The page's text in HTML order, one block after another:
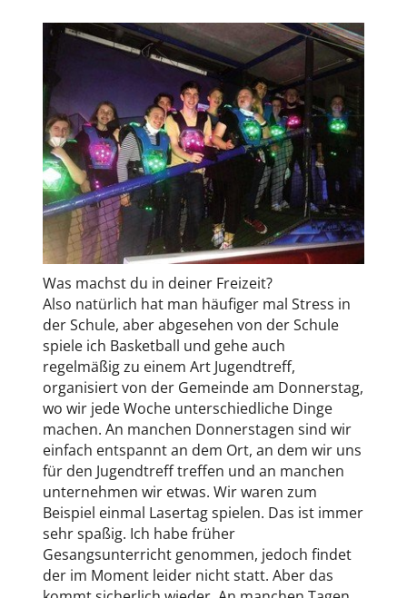
Was machst du in deiner Freizeit?
Also natürlich hat man häufiger mal Stress in
der Schule, aber abgesehen von der Schule
spiele ich Basketball und gehe auch
regelmäßig zu einem Art Jugendtreff,
organisiert von der Gemeinde am Donnerstag,
wo wir jede Woche unterschiedliche Dinge
machen. An manchen Donnerstagen sind wir
einfach entspannt an dem Ort, an dem wir uns
für den Jugendtreff treffen und an manchen
unternehmen wir etwas. Wir waren zum
Beispiel einmal Lasertag spielen. Das ist immer
sehr spaßig. Ich habe früher
Gesangsunterricht genommen, jedoch findet
der im Moment leider nicht statt. Aber das